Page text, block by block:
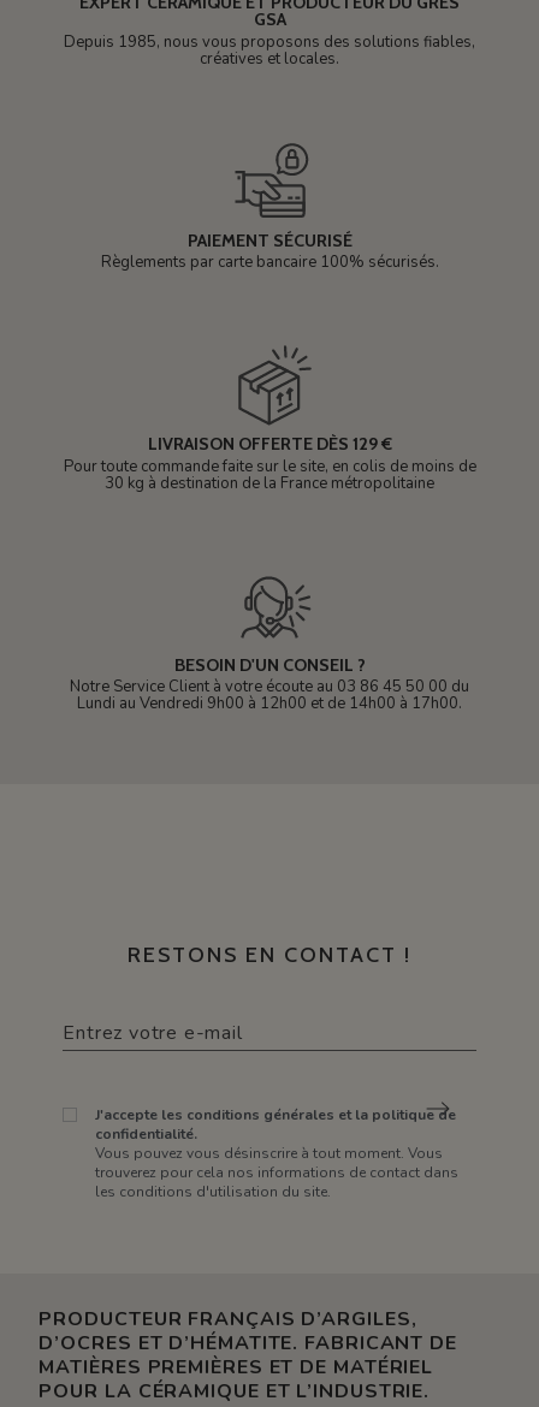
GSA
Depuis 1985, nous vous proposons des solutions fiables,
créatives et locales.
PAIEMENT SÉCURISÉ
Règlements par carte bancaire 100% sécurisés.
LIVRAISON OFFERTE DÈS 129 €
Pour toute commande faite sur le site, en colis de moins de
30 kg à destination de la France métropolitaine
BESOIN D'UN CONSEIL ?
Notre Service Client à votre écoute au 03 86 45 50 00 du
Lundi au Vendredi 9h00 à 12h00 et de 14h00 à 17h00.
RESTONS EN CONTACT !
J'accepte les conditions générales et la politique de
confidentialité.
Vous pouvez vous désinscrire à tout moment. Vous
trouverez pour cela nos informations de contact dans
les conditions d'utilisation du site.
PRODUCTEUR FRANÇAIS D’ARGILES,
D’OCRES ET D’HÉMATITE. FABRICANT DE
MATIÈRES PREMIÈRES ET DE MATÉRIEL
POUR LA CÉRAMIQUE ET L’INDUSTRIE.